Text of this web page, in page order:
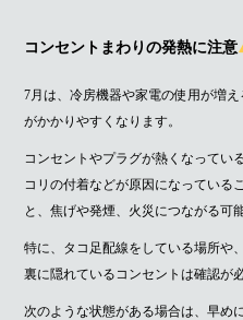
コンセントまわりの発熱に注意
7月は、冷房機器や家電の使用が増
がかかりやすくなります。
コンセントやプラグが熱くなってい
コリの付着などが原因になっている
と、焦げや発煙、火災につながる可
特に、タコ足配線をしている場所や
裏に隠れているコンセントは確認が
次のような状態がある場合は、早め